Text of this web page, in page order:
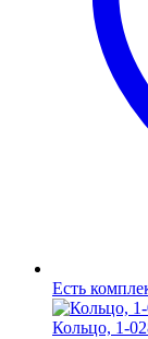
Есть
Кольцо, 1-